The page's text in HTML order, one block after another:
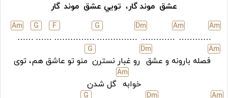
عشق موندگار، تويي عشق موند گار
Am
…………
Am
………….
Dm
……………
G
……………
F
……
G
……
Am
Am
فصله بارونه و عشق
Dm
رو غبار نسترن
G
منو تو عاشق هم، توی
خوابه
Am
گل شدن
Am
Dm
G